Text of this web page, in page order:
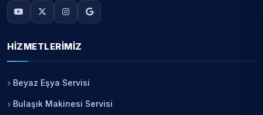
HIZMETLERIMIZ
Beyaz Eşya Servisi
Bulaşık Makinesi Servisi